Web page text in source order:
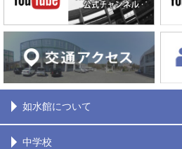
如水館について
中学校